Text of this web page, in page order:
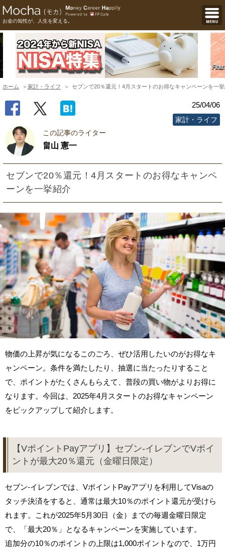
お金の知性が、人生を変える。
ホーム 家計・ライフ セブンで20％還元！4月スタートのお得なキャンペーンを一
25/04/06
家計・ライフ
この記事のライター
畠山 憲一
セブンで20％還元！4月スタートのお得なキャンペ
ーンを一挙紹介
物価の上昇が気になるこのごろ、ぜひ活用したいのがお得なキ
ャンペーン。条件を満たしたり、抽選に当たったりすること
で、ポイントがたくさんもらえて、普段の買い物がよりお得に
なります。今回は、2025年4月スタートのお得なキャンペーン
をピックアップして紹介します。
【VポイントPayアプリ】セブン-イレブンでVポイ
ントが最大20％還元（金曜日限定）
セブン-イレブンでは、VポイントPayアプリを利用してVisaの
タッチ決済をすると、通常は最大10％のポイント還元が受けら
れます。これが2025年5月30日（金）までの毎週金曜日限定
で、「最大20％」となるキャンペーンを実施しています。
追加分の10％のポイントの上限は1,000ポイントなので、1万円